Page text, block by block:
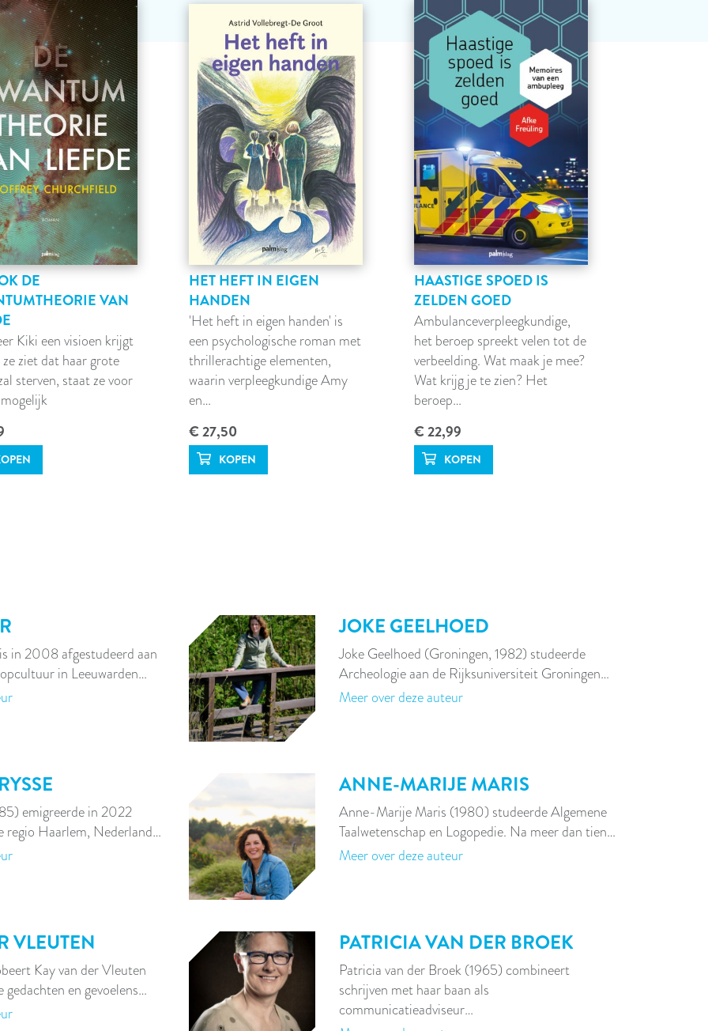
DE
VAN
Kiki een visioen krijgt
ziet dat haar grote
sterven, staat ze voor
HET HEFT IN EIGEN
HANDEN
'Het heft in eigen handen' is
een psychologische roman met
thrillerachtige elementen,
waarin verpleegkundige Amy
en…
€ 27,50
HAASTIGE SPOED IS
ZELDEN GOED
Ambulanceverpleegkundige,
het beroep spreekt velen tot de
verbeelding. Wat maak je mee?
Wat krijg je te zien? Het
beroep…
€ 22,99
in 2008 afgestudeerd aan
in Leeuwarden…
JOKE GEELHOED
Joke Geelhoed (Groningen, 1982) studeerde
Archeologie aan de Rijksuniversiteit Groningen…
Meer over deze auteur
emigreerde in 2022
regio Haarlem, Nederland…
ANNE-MARIJE MARIS
Anne-Marije Maris (1980) studeerde Algemene
Taalwetenschap en Logopedie. Na meer dan tien…
Meer over deze auteur
VLEUTEN
Kay van der Vleuten
en gevoelens…
PATRICIA VAN DER BROEK
Patricia van der Broek (1965) combineert
schrijven met haar baan als
communicatieadviseur…